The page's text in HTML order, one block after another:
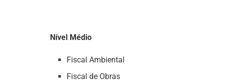
Nível Médio
Fiscal Ambiental
Fiscal de Obras